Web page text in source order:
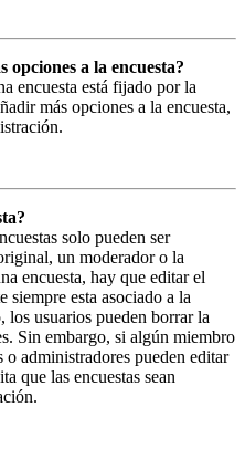
opciones a la encuesta?
encuesta está fijado por la
más opciones a la encuesta,
solo pueden ser
un moderador o la
encuesta, hay que editar el
siempre esta asociado a la
los usuarios pueden borrar la
Sin embargo, si algún miembro
administradores pueden editar
que las encuestas sean